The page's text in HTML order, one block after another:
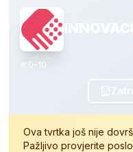
0-10
Ova tvrtka još nije
Pažljivo provjerite